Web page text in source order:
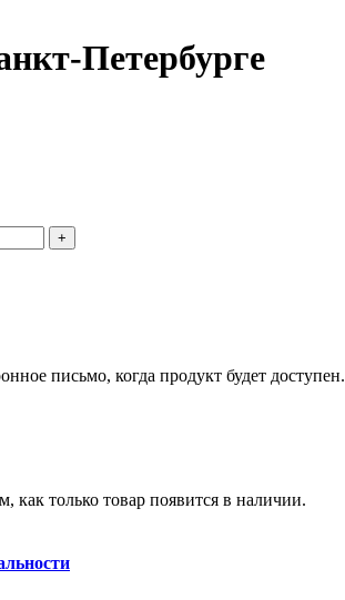
Петербурге
письмо, когда продукт будет доступен.
только товар появится в наличии.